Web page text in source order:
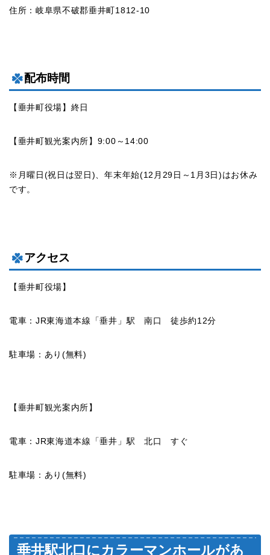
住所：岐阜県不破郡垂井町1812-10
配布時間
【垂井町役場】終日
【垂井町観光案内所】9:00～14:00
※月曜日(祝日は翌日)、年末年始(12月29日～1月3日)はお休み
です。
アクセス
【垂井町役場】
電車：JR東海道本線「垂井」駅 南口 徒歩約12分
駐車場：あり(無料)
【垂井町観光案内所】
電車：JR東海道本線「垂井」駅 北口 すぐ
駐車場：あり(無料)
垂井駅北口にカラーマンホールがあ